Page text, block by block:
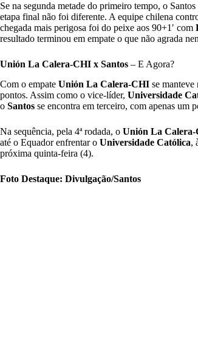
Se na segunda metade do primeiro tempo, o
etapa final não foi diferente. A equipe chilena
chegada mais perigosa foi do peixe aos 90+1′ com
resultado terminou em empate o que não agrada
Unión La Calera-CHI x Santos – E Agora?
Com o empate Unión La Calera-CHI se manteve
pontos. Assim como o vice-líder, Universidade
o Santos se encontra em terceiro, com apenas um
Na sequência, pela 4ª rodada, o Unión La
até o Equador enfrentar o Universidade Católica,
próxima quinta-feira (4).
Foto Destaque: Divulgação/Santos